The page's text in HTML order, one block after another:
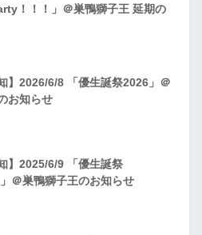
！！！」＠巣鴨獅子王 延期の
】2026/6/8 「優生誕祭2026」＠
お知らせ
】2025/6/9 「優生誕祭
＠巣鴨獅子王のお知らせ